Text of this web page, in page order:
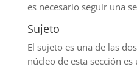
es necesario seguir una
Sujeto
El sujeto es una de las
núcleo de esta sección